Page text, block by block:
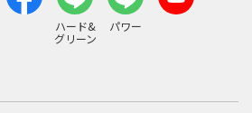
ハード&
グリーン
パワー